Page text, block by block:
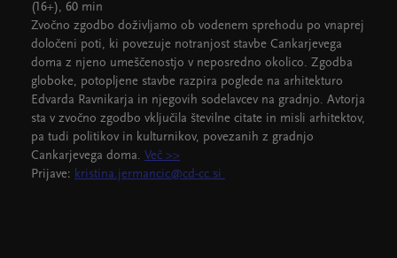
(16+), 60 min
Zvočno zgodbo doživljamo ob vodenem sprehodu po vnaprej
določeni poti, ki povezuje notranjost stavbe Cankarjevega
doma z njeno umeščenostjo v neposredno okolico. Zgodba
globoke, potopljene stavbe razpira poglede na arhitekturo
Edvarda Ravnikarja in njegovih sodelavcev na gradnjo. Avtorja
sta v zvočno zgodbo vključila številne citate in misli arhitektov,
pa tudi politikov in kulturnikov, povezanih z gradnjo
Cankarjevega doma. Več >>
Prijave: kristina.jermancic@cd-cc.si